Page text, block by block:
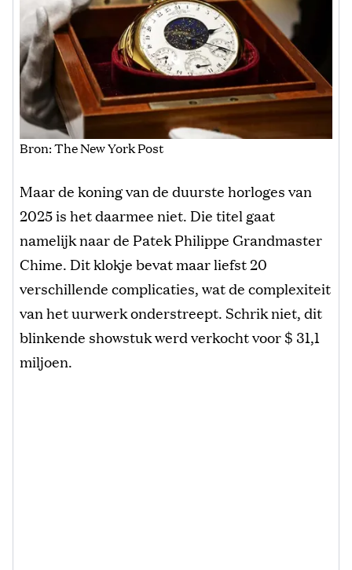
Bron: The New York Post
Maar de koning van de duurste horloges van
2025 is het daarmee niet. Die titel gaat
namelijk naar de Patek Philippe Grandmaster
Chime. Dit klokje bevat maar liefst 20
verschillende complicaties, wat de complexiteit
van het uurwerk onderstreept. Schrik niet, dit
blinkende showstuk werd verkocht voor $ 31,1
miljoen.